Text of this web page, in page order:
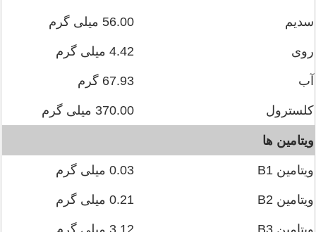
سدیم 56.00 میلی گرم
روی 4.42 میلی گرم
آب 67.93 گرم
کلسترول 370.00 میلی گرم
ویتامین ها
ویتامین B1 0.03 میلی گرم
ویتامین B2 0.21 میلی گرم
ویتامین B3 3.12 میلی گرم